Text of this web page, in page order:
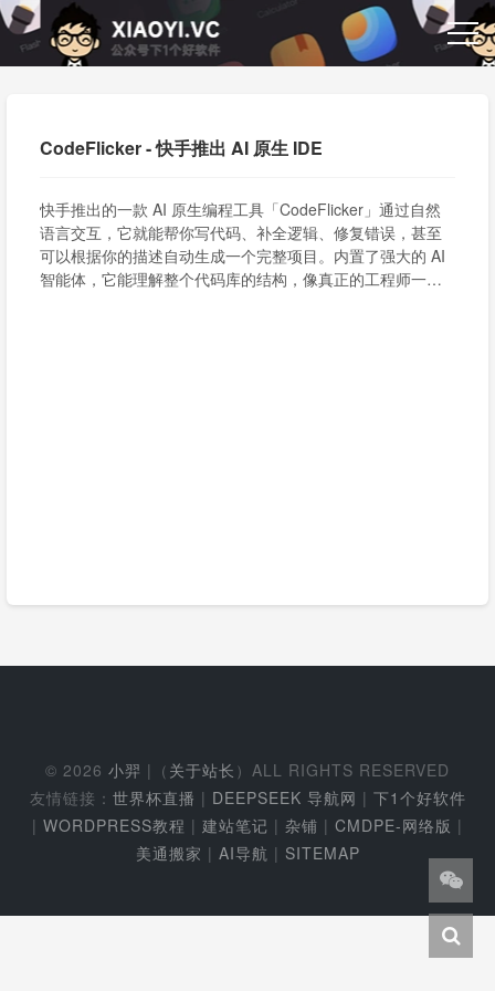
CodeFlicker - 快手推出 AI 原生 IDE
快手推出的一款 AI 原生编程工具「CodeFlicker」通过自然
语言交互，它就能帮你写代码、补全逻辑、修复错误，甚至
可以根据你的描述自动生成一个完整项目。内置了强大的 AI
智能体，它能理解整个代码库的结构，像真正的工程师一样
© 2026 小羿 |（ 关于站长 ）ALL RIGHTS RESERVED
友情链接： 世界杯直播 | DEEPSEEK 导航网 | 下1个好软件
| WORDPRESS教程 | 建站笔记 | 杂铺 | CMDPE-网络版 |
美通搬家 | AI导航 | SITEMAP